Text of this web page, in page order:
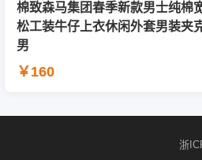
棉致森马集团春季新款男士纯棉
松工装牛仔上衣休闲外套男装夹
男
￥160
浙